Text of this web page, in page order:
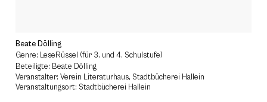
Beate Dölling
Genre: LeseRüssel (für 3. und 4. Schulstufe)
Beteiligte: Beate Dölling
Veranstalter: Verein Literaturhaus, Stadtbücherei Hallein
Veranstaltungsort: Stadtbücherei Hallein